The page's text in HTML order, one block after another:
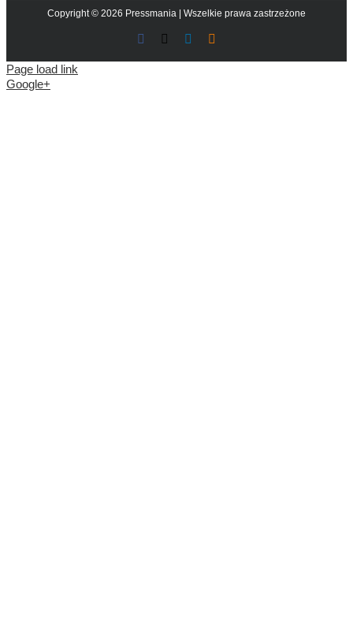
Copyright © 2026 Pressmania | Wszelkie prawa zastrzeżone
Facebook LinkedIn
Page load link
Google+